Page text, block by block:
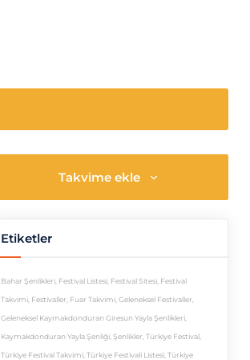
Takvime ekle
Etiketler
Bahar Şenlikleri Festival Listesi Festival Sitesi Festival
Takvimi Festivaller Fuar Takvimi ,Geleneksel Festivaller
Geleneksel Kaymakdonduran Giresun Yayla Şenlikleri
Kaymakdonduran Yayla Şenliği ,Şenlikler ,Türkiye Festival
Türkiye Festival Takvimi ,Türkiye Festivali Listesi ,Türkiye